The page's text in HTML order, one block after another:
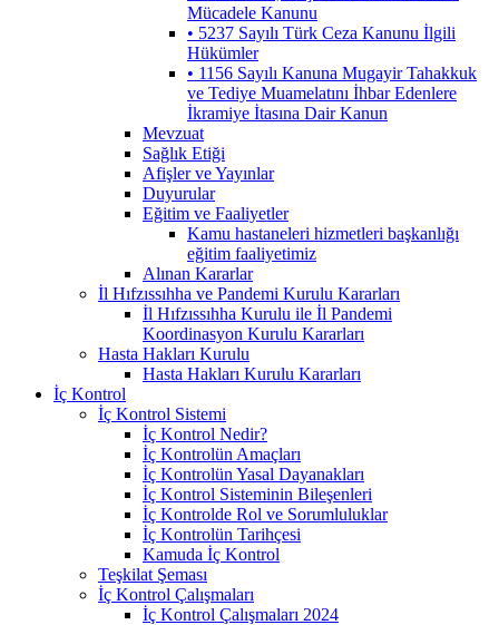
Mücadele Kanunu
• 5237 Sayılı Türk Ceza Kanunu İlgili
Hükümler
• 1156 Sayılı Kanuna Mugayir Tahakkuk
ve Tediye Muamelatını İhbar Edenlere
İkramiye İtasına Dair Kanun
Mevzuat
Sağlık Etiği
Afişler ve Yayınlar
Duyurular
Eğitim ve Faaliyetler
Kamu hastaneleri hizmetleri başkanlığı
eğitim faaliyetimiz
Alınan Kararlar
İl Hıfzıssıhha ve Pandemi Kurulu Kararları
İl Hıfzıssıhha Kurulu ile İl Pandemi
Koordinasyon Kurulu Kararları
Hasta Hakları Kurulu
Hasta Hakları Kurulu Kararları
İç Kontrol
İç Kontrol Sistemi
İç Kontrol Nedir?
İç Kontrolün Amaçları
İç Kontrolün Yasal Dayanakları
İç Kontrol Sisteminin Bileşenleri
İç Kontrolde Rol ve Sorumluluklar
İç Kontrolün Tarihçesi
Kamuda İç Kontrol
Teşkilat Şeması
İç Kontrol Çalışmaları
İç Kontrol Çalışmaları 2024